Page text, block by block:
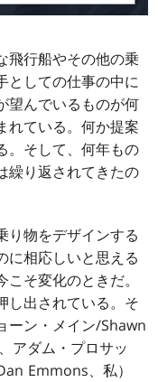
飛行船やその他の乗
としての仕事の中に
望んでいるものが何
れている。何か提案
。そして、何年もの
繰り返されてきたの
物をデザインする
に相応しいと思える
そ変化のときだ。
し出されている。そ
ーン・メイン/Shawn
アダム・プロサッ
Emmons、私）